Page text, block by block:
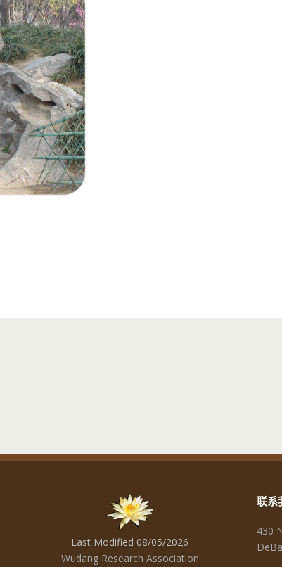
Last Modified 08/05/2026
Wudang Research Association
联系
430